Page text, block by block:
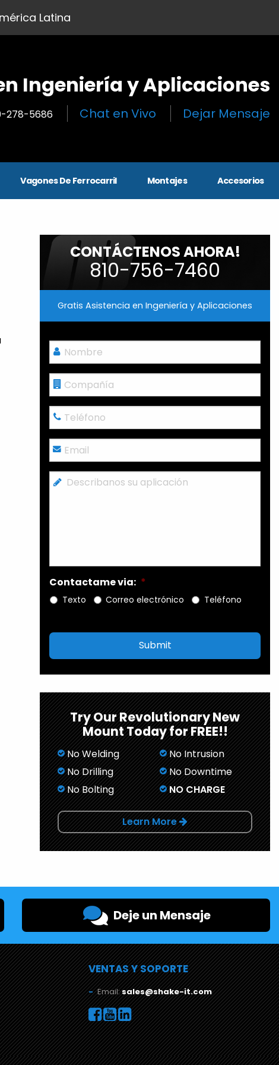
Latina
Ingeniería y Aplicaciones
278-5686 Chat en Vivo Dejar Mensaje
Vagones De Ferrocarril Montajes Accesorios
CONTÁCTENOS AHORA!
810-756-7460
Gratis Asistencia en Ingeniería y Aplicaciones
Nombre
Compañía
Teléfono
Email *
Describanos
su
Contactame via: *
Texto Correo electrónico Teléfono
Try Our Revolutionary New
Mount Today for FREE!!
No Welding
No Drilling
No Bolting
No Intrusion
No Downtime
NO CHARGE
Learn More
Deje un Mensaje
VENTAS Y SOPORTE
Email:sales@shake-it.com